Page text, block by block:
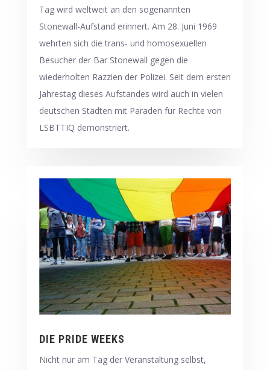
Tag wird weltweit an den sogenannten
Stonewall-Aufstand erinnert. Am 28. Juni 1969
wehrten sich die trans- und homosexuellen
Besucher der Bar Stonewall gegen die
wiederholten Razzien der Polizei. Seit dem ersten
Jahrestag dieses Aufstandes wird auch in vielen
deutschen Städten mit Paraden für Rechte von
LSBTTIQ demonstriert.
DIE PRIDE WEEKS
Nicht nur am Tag der Veranstaltung selbst,